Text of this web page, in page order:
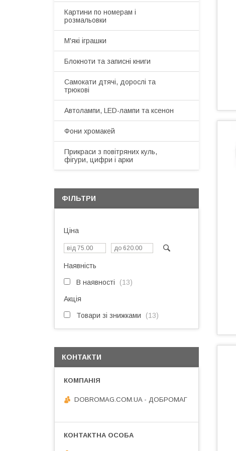
Картини по номерам і
розмальовки
М'які іграшки
Блокноти та записні книги
Самокати дтячі, дорослі та
трюкові
Автолампи, LED-лампи та ксенон
Фони хромакей
Прикраси з повітряних куль,
фігури, цифри і арки
ФІЛЬТРИ
Ціна
Наявність
В наявності 13
Акція
Товари зі знижками 13
КОНТАКТИ
DOBROMAG.COM.UA - ДОБРОМАГ